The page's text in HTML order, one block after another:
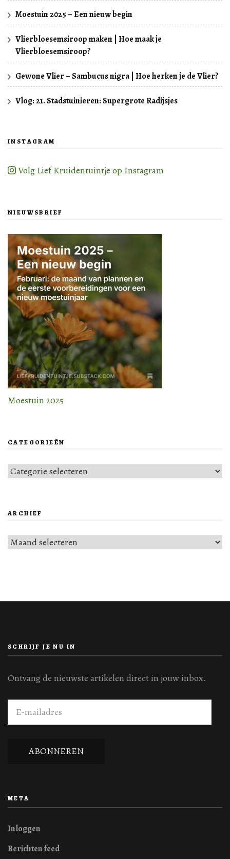
Moestuin 2025 – Een nieuw begin
Vlierbloesemsiroop maken | Hoe maak je
Vlierbloesemsiroop?
Gewone Vlier – Sambucus nigra | Hoe herken je de Vlier?
Vlog: 21. Stadstuinieren: Supergrote Radijsjes
INSTAGRAM
Volg Lief Kruidentuintje op Instagram
NIEUWSBRIEF
Moestuin 2025
CATEGORIEËN
Categorieën
ARCHIEF
Archief
SCHRIJF JE NU IN
Ontvang de nieuwste artikelen direct in jouw inbox.
mailadres
ABONNEREN
META
Inloggen
Berichten feed